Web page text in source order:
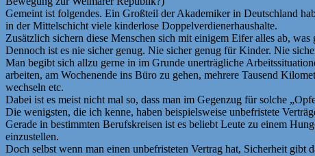
Gemeint ist folgendes. Ein Großteil der Akademiker in Deutschland
in der Mittelschicht viele kinderlose Doppelverdienerhaushalte.
Zusätzlich sichern diese Menschen sich mit einigem Eifer alles ab,
Dennoch ist es nie sicher genug. Nie sicher genug für Kinder. Nie
Man begibt sich allzu gerne in im Grunde unerträgliche
arbeiten, am Wochenende ins Büro zu gehen, mehrere Tausend
wechseln etc.
Dabei ist es meist nicht mal so, dass man im Gegenzug für solche
Die wenigsten, die ich kenne, haben beispielsweise unbefristete
Gerade in bestimmten Berufskreisen ist es beliebt Leute zu einem
einzustellen.
Doch selbst wenn man einen unbefristeten Vertrag hat, Sicherheit